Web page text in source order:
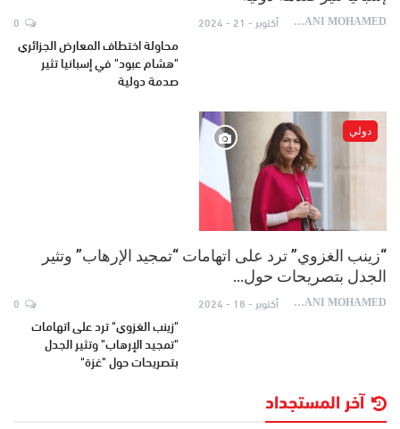
AYDANI MOHAMED أكتوبر - 21 - 2024
محاولة اختطاف المعارض الجزائري
"هشام عبود" في إسبانيا تثير
صدمة دولية
دولي
“زينب الغزوي” ترد على اتهامات “تمجيد الإرهاب” وتثير
الجدل بتصريحات حول…
AYDANI MOHAMED أكتوبر - 18 - 2024
"زينب الغزوي" ترد على اتهامات
"تمجيد الإرهاب" وتثير الجدل
بتصريحات حول "غزة"
آخر المستجداد